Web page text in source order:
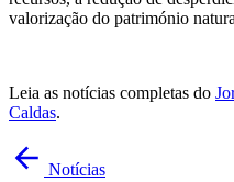
valorização do património
Leia as notícias completas do
Caldas.
Notícias